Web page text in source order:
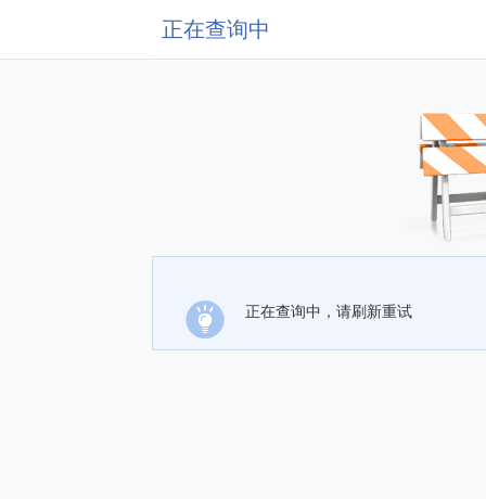
正在查询中
正在查询中，请刷新重试